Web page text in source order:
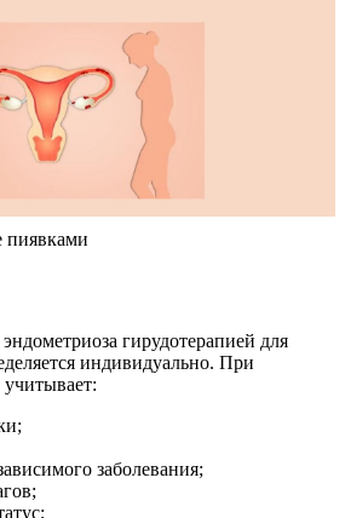
пиявками
гирудотерапией для
индивидуально. При
учитывает:
заболевания;